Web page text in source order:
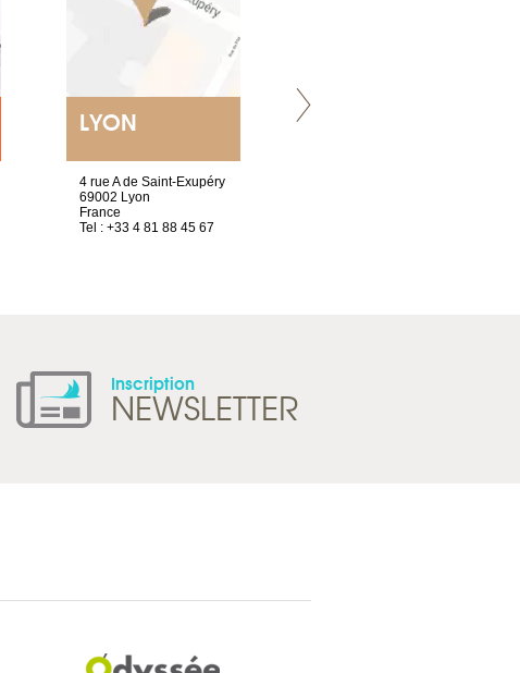
LYON
4 rue A de Saint-Exupéry
69002 Lyon
France
Tel : +33 4 81 88 45 67
Inscription
NEWSLETTER